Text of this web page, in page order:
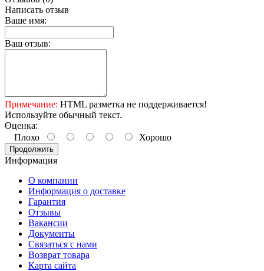
Написать отзыв
Ваше имя:
Ваш отзыв:
Примечание: HTML разметка не поддерживается!
Используйте обычный текст.
Оценка:
Плохо
Хорошо
Продолжить
Информация
О компании
Информация о доставке
Гарантия
Отзывы
Вакансии
Документы
Связаться с нами
Возврат товара
Карта сайта